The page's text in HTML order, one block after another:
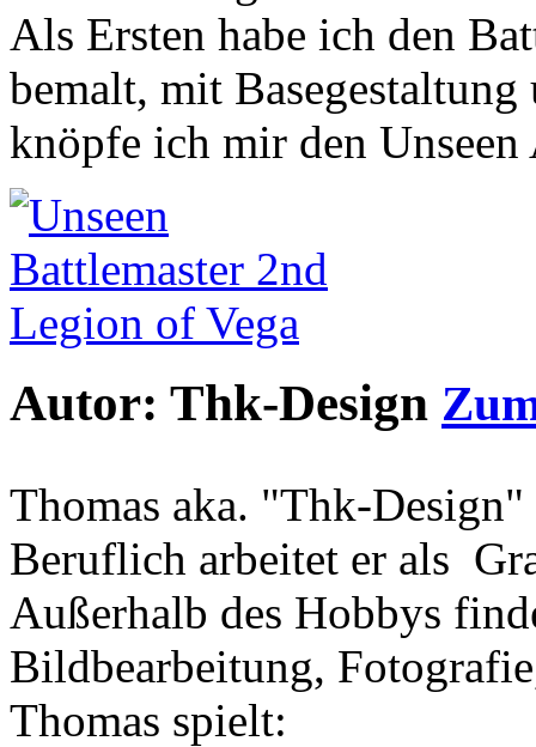
Als Ersten habe ich den
bemalt, mit
knöpfe ich mir den
Autor: Thk-Design
Thomas aka. "Thk-
Beruflich arbeitet er als
Außerhalb des Hobbys
Bildbearbeitung,
Thomas spielt: